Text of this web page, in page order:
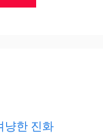
냥한 진화